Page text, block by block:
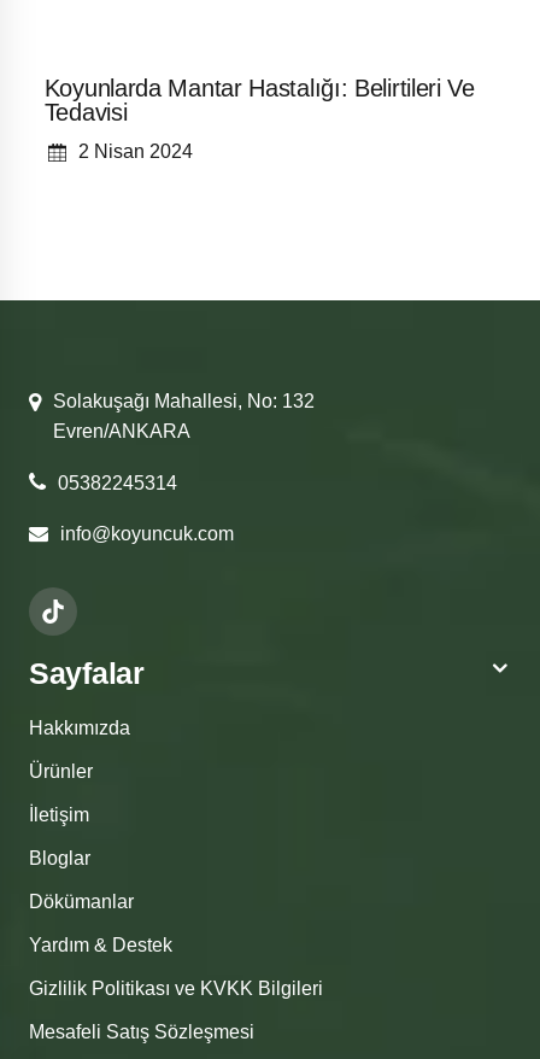
Koyunlarda Mantar Hastalığı: Belirtileri Ve
Tedavisi
2 Nisan 2024
Solakuşağı Mahallesi, No: 132
Evren/ANKARA
05382245314
info@koyuncuk.com
Sayfalar
Hakkımızda
Ürünler
İletişim
Bloglar
Dökümanlar
Yardım & Destek
Gizlilik Politikası ve KVKK Bilgileri
Mesafeli Satış Sözleşmesi